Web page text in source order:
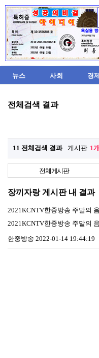
뉴스 사회 경제
전체검색 결과
11 전체검색 결과 게시판 1개
전체게시판
장끼자랑 게시판 내 결과
2021KCNTV한중방송 주말의
2021KCNTV한중방송 주말의
한중방송 2022-01-14 19:44:19